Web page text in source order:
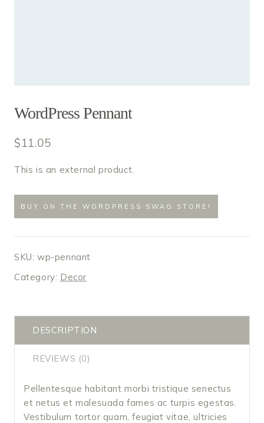
WordPress Pennant
$11.05
This is an external product.
BUY ON THE WORDPRESS SWAG STORE!
SKU: wp-pennant
Category: Decor
DESCRIPTION
REVIEWS (0)
Pellentesque habitant morbi tristique senectus
et netus et malesuada fames ac turpis egestas.
Vestibulum tortor quam, feugiat vitae, ultricies